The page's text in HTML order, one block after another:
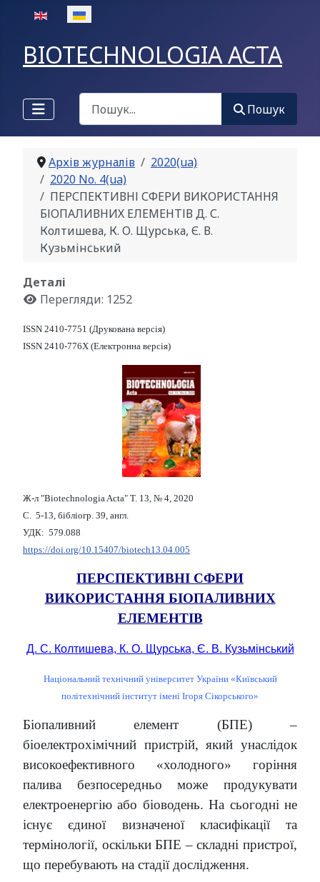
Оберіть свою мову
BIOTECHNOLOGIA ACTA
Пошук
Пошук
Архів журналів
2020(ua)
2020 No. 4(ua)
ПЕРСПЕКТИВНІ СФЕРИ ВИКОРИСТАННЯ
БІОПАЛИВНИХ ЕЛЕМЕНТІВ Д. С.
Колтишева, К. О. Щурська, Є. В.
Кузьмінський
Деталі
Перегляди: 1252
ISSN 2410-7751 (Друкована версія)
ISSN 2410-776X (Електронна версія)
Ж-л "Biotechnologia Acta" Т. 13, № 4, 2020
С. 5-13, бібліогр. 39, англ.
УДК: 579.088
https://doi.org/10.15407/biotech13.04.005
ПЕРСПЕКТИВНІ СФЕРИ
ВИКОРИСТАННЯ БІОПАЛИВНИХ
ЕЛЕМЕНТІВ
Д. С. Колтишева, К. О. Щурська, Є. В. Кузьмінський
Національний технічний університет України «Київський
політехнічний інститут імені Ігоря Сікорського»
Біопаливний елемент (БПЕ) –
біоелектрохімічний пристрій, який унаслідок
високоефективного «холодного» горіння
палива безпосередньо може продукувати
електроенергію або біоводень. На сьогодні не
існує єдиної визначеної класифікації та
термінології, оскільки БПЕ – складні пристрої,
що перебувають на стадії дослідження.